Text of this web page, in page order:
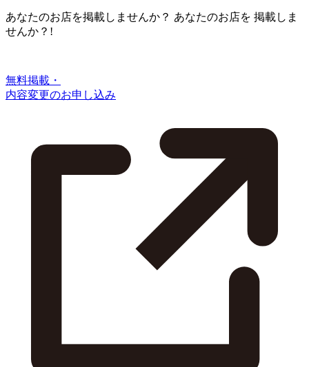
あなたのお店を掲載しませんか？ あなたのお店を 掲載しま
せんか？!
無料掲載・
内容変更のお申し込み